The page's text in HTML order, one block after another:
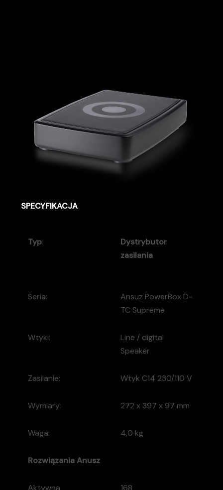
SPECYFIKACJA
Typ:
Dystrybutor
zasilania
Seria:
Ansuz PowerBox D-
TC Supreme
Wtyki:
Line / digital
Speaker
Zasilanie: Wtyk C14 230/110 V
Wymiary: 272 x 397 x 97 mm
Waga: 4,0 kg
RozwiązaniaAnusz
Aktywna 168